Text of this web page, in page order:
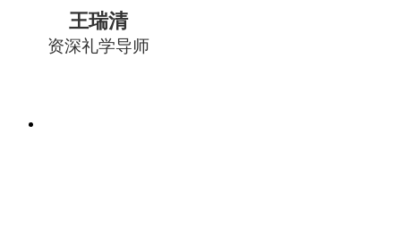
王瑞清
资深礼学导师